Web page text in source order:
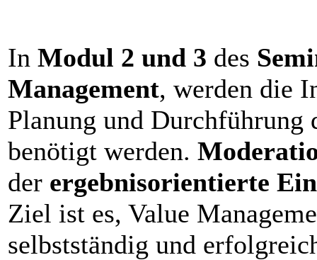
In Modul 2 und 3 des
Management, werden die
Planung und Durchführung
benötigt werden.
der ergebnisorientierte
Ziel ist es, Value
selbstständig und